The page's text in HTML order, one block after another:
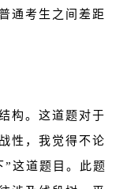
通考生之间差距
构。这道题对于
性，我觉得不论
这道题目。此题